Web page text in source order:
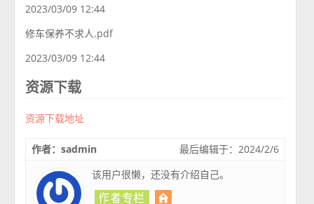
2023/03/09 12:44
修车保养不求人.pdf
2023/03/09 12:44
资源下载
资源下载地址
最后编辑于：2024/2/6
作者：sadmin
该用户很懒，还没有介绍自己。